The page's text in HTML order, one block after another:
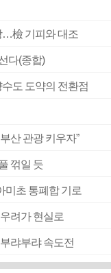
…檢 기피와 대조
다(종합)
도 도약의 전환점
산 관광 키우자”
꺾일 듯
미초 통폐합 기로
려가 현실로
랴부랴 속도전